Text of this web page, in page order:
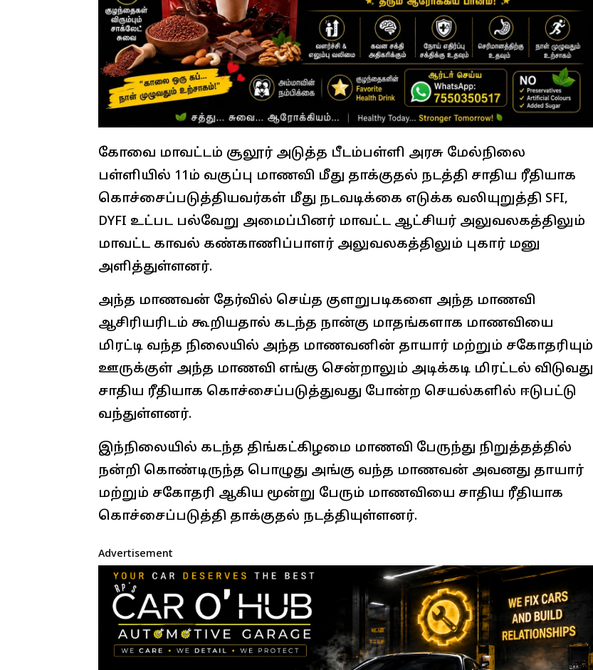
கோவை மாவட்டம் சூலூர் அடுத்த பீடம்பள்ளி அரசு மேல்நிலை
பள்ளியில் 11ம் வகுப்பு மாணவி மீது தாக்குதல் நடத்தி சாதிய ரீதியாக
கொச்சைப்படுத்தியவர்கள் மீது நடவடிக்கை எடுக்க வலியுறுத்தி SFI,
DYFI உட்பட பல்வேறு அமைப்பினர் மாவட்ட ஆட்சியர் அலுவலகத்திலும்
மாவட்ட காவல் கண்காணிப்பாளர் அலுவலகத்திலும் புகார் மனு
அளித்துள்ளனர்.
அந்த மாணவன் தேர்வில் செய்த குளறுபடிகளை அந்த மாணவி
ஆசிரியரிடம் கூறியதால் கடந்த நான்கு மாதங்களாக மாணவியை
மிரட்டி வந்த நிலையில் அந்த மாணவனின் தாயார் மற்றும் சகோதரியும்
ஊருக்குள் அந்த மாணவி எங்கு சென்றாலும் அடிக்கடி மிரட்டல் விடுவது
சாதிய ரீதியாக கொச்சைப்படுத்துவது போன்ற செயல்களில் ஈடுபட்டு
வந்துள்ளனர்.
இந்நிலையில் கடந்த திங்கட்கிழமை மாணவி பேருந்து நிறுத்தத்தில்
நன்றி கொண்டிருந்த பொழுது அங்கு வந்த மாணவன் அவனது தாயார்
மற்றும் சகோதரி ஆகிய மூன்று பேரும் மாணவியை சாதிய ரீதியாக
கொச்சைப்படுத்தி தாக்குதல் நடத்தியுள்ளனர்.
Advertisement